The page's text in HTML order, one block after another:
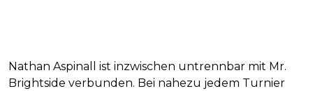
Nathan Aspinall ist inzwischen untrennbar mit Mr.
Brightside verbunden. Bei nahezu jedem Turnier